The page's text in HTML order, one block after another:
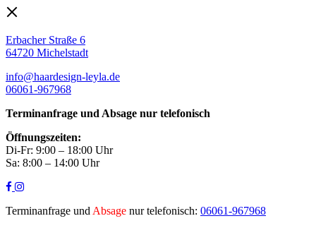
Erbacher Straße 6
64720 Michelstadt
info@haardesign-leyla.de
06061-967968
Terminanfrage und Absage nur telefonisch
Öffnungszeiten:
Di-Fr: 9:00 – 18:00 Uhr
Sa: 8:00 – 14:00 Uhr
Terminanfrage und Absage nur telefonisch: 06061-967968